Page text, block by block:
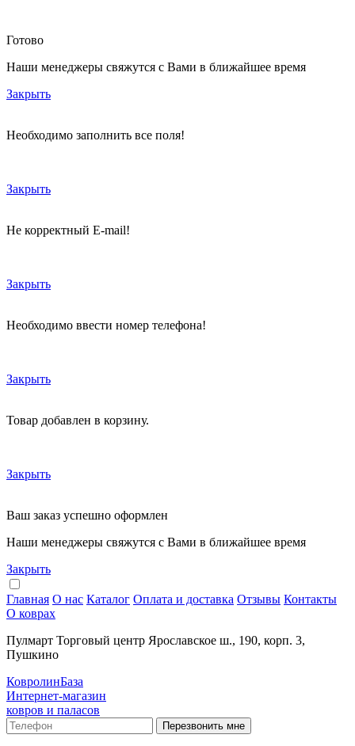
Готово
Наши менеджеры свяжутся с Вами в ближайшее время
Закрыть
Необходимо заполнить все поля!
Закрыть
Не корректный E-mail!
Закрыть
Необходимо ввести номер телефона!
Закрыть
Товар добавлен в корзину.
Закрыть
Ваш заказ успешно оформлен
Наши менеджеры свяжутся с Вами в ближайшее время
Закрыть
Главная О нас Каталог Оплата и доставка Отзывы Контакты
О коврах
Пулмарт Торговый центр Ярославское ш., 190, корп. 3,
Пушкино
КовролинБаза
Интернет-магазин
ковров и паласов